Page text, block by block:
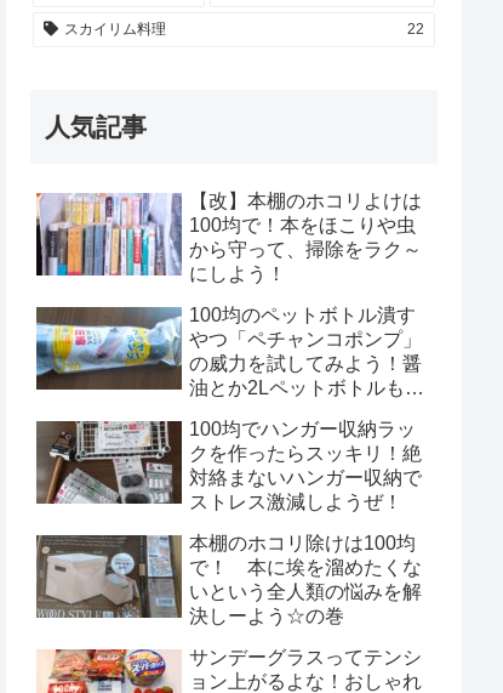
スカイリム料理 22
人気記事
【改】本棚のホコリよけは
100均で！本をほこりや虫
から守って、掃除をラク～
にしよう！
100均のペットボトル潰す
やつ「ペチャンコポンプ」
の威力を試してみよう！醤
油とか2Lペットボトルもい
100均でハンガー収納ラッ
クを作ったらスッキリ！絶
対絡まないハンガー収納で
ストレス激減しようぜ！
本棚のホコリ除けは100均
で！ 本に埃を溜めたくな
いという全人類の悩みを解
決しーよう☆の巻
サンデーグラスってテンシ
ョン上がるよな！おしゃれ